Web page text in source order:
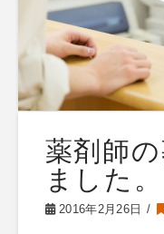
薬剤師
ました。
2016年2月26日